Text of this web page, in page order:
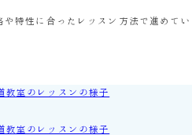
や特性に合ったレッスン方法で進めてい
教室のレッスンの様子
教室のレッスンの様子